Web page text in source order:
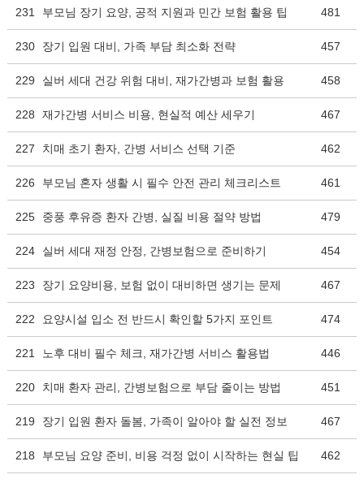
231 부모님 장기 요양, 공적 지원과 민간 보험 활용 팁 481
230 장기 입원 대비, 가족 부담 최소화 전략 457
229 실버 세대 건강 위험 대비, 재가간병과 보험 활용 458
228 재가간병 서비스 비용, 현실적 예산 세우기 467
227 치매 초기 환자, 간병 서비스 선택 기준 462
226 부모님 혼자 생활 시 필수 안전 관리 체크리스트 461
225 중풍 후유증 환자 간병, 실질 비용 절약 방법 479
224 실버 세대 재정 안정, 간병보험으로 준비하기 454
223 장기 요양비용, 보험 없이 대비하면 생기는 문제 467
222 요양시설 입소 전 반드시 확인할 5가지 포인트 474
221 노후 대비 필수 체크, 재가간병 서비스 활용법 446
220 치매 환자 관리, 간병보험으로 부담 줄이는 방법 451
219 장기 입원 환자 돌봄, 가족이 알아야 할 실전 정보 467
218 부모님 요양 준비, 비용 걱정 없이 시작하는 현실 팁 462